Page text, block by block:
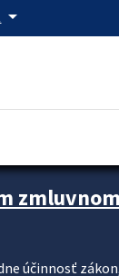
arrow_drop_down
účinnosť